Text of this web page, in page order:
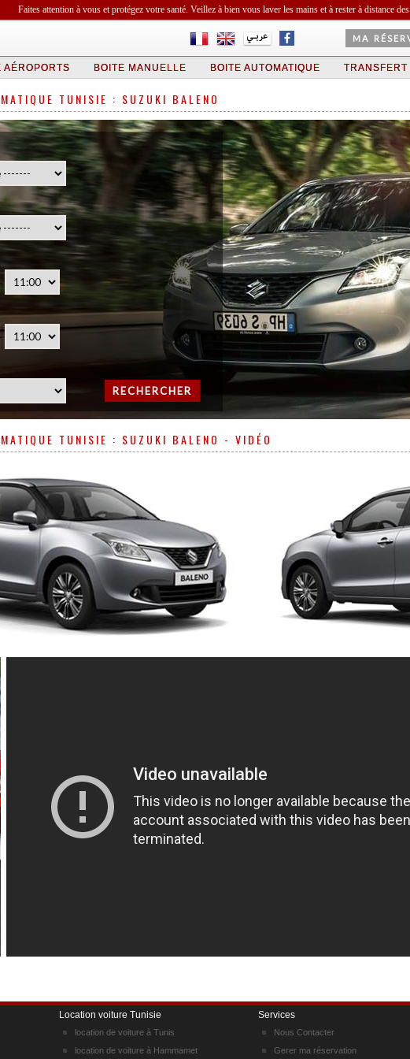
Faites attention à vous et protégez votre santé. Veillez à bien vous laver les mains et à rester à distance
MA
AÉROPORTS BOITE MANUELLE BOITE AUTOMATIQUE TRANSFERT
TUNISIE : SUZUKI BALENO
-
-
RECHERCHER
TUNISIE : SUZUKI BALENO - VIDÉO
Location voiture Tunisie Services
location de voiture à Tunis
location de voiture à Hammamet
Nous Contacter
Gerer ma réservation